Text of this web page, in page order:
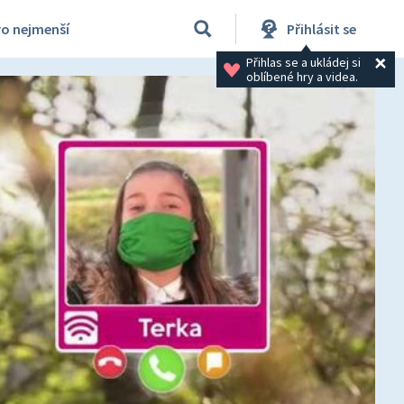
nejmenší Přihlásit se
Přihlas se a ukládej si
oblíbené hry a videa.